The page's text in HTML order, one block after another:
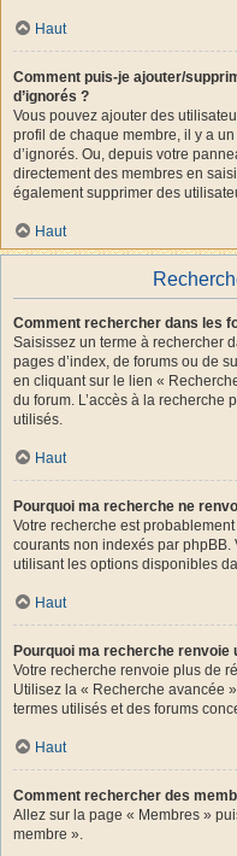
Haut
Comment puis-je ajouter/
d’ignorés ?
Vous pouvez ajouter des
profil de chaque membre, il y a
d’ignorés. Ou, depuis votre
directement des membres en
également supprimer des
Haut
Comment rechercher dans les
Saisissez un terme à rechercher
pages d’index, de forums ou de
en cliquant sur le lien «
du forum. L’accès à la recherche
utilisés.
Haut
Pourquoi ma recherche ne
Votre recherche est
courants non indexés par phpBB.
utilisant les options disponibles
Haut
Pourquoi ma recherche renvoie
Votre recherche renvoie plus de
Utilisez la « Recherche avancée
termes utilisés et des forums
Haut
Comment rechercher des
Allez sur la page « Membres »
membre ».